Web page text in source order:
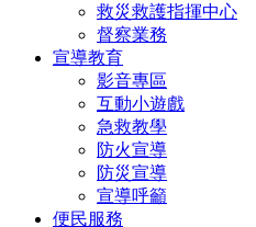
救災救護指揮中心
督察業務
宣導教育
影音專區
互動小遊戲
急救教學
防火宣導
防災宣導
宣導呼籲
便民服務